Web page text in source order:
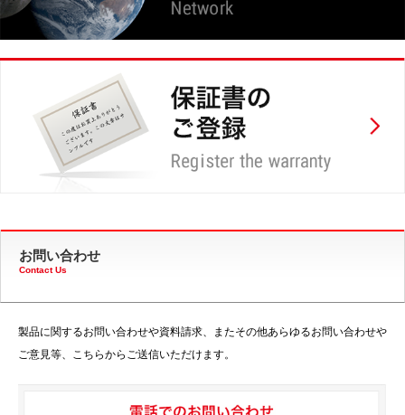
お問い合わせ
Contact Us
製品に関するお問い合わせや資料請求、またその他あらゆるお問い合わせや
ご意見等、こちらからご送信いただけます。